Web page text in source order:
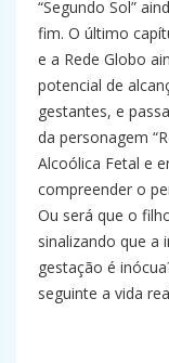
“Segundo Sol”
fim. O último
e a Rede Globo
potencial de
gestantes, e
da personagem
Alcoólica Fetal e
compreender o
Ou será que o
sinalizando que a
gestação é
seguinte a vida